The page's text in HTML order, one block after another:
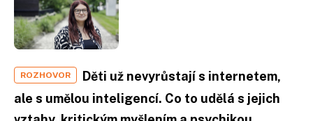
ROZHOVOR
Děti už nevyrůstají s internetem,
ale s umělou inteligencí. Co to udělá s jejich